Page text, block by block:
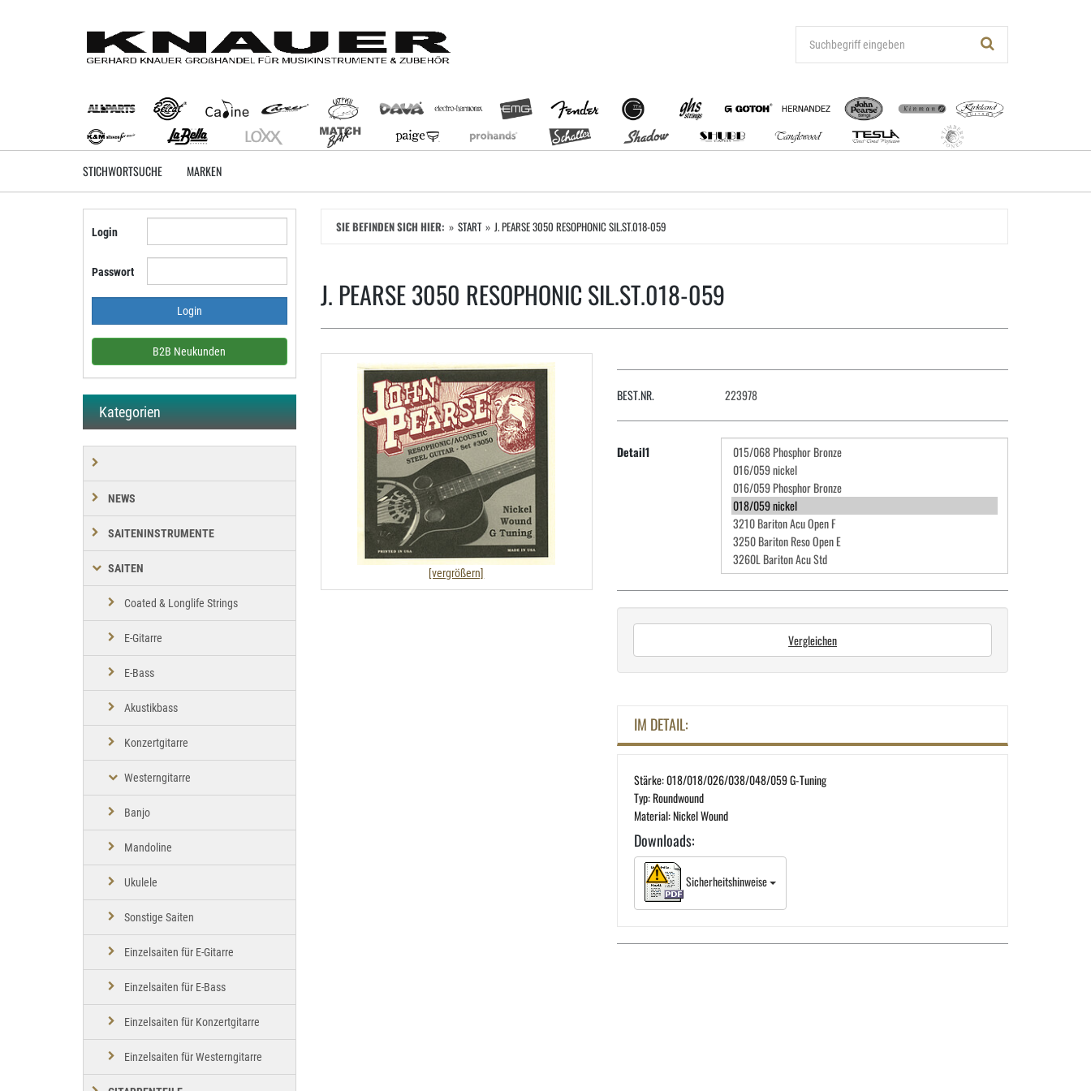
STICHWORTSUCHE MARKEN
SIE BEFINDEN SICH HIER: START J. PEARSE 3050 RESOPHONIC SIL.ST.018-059
J. PEARSE 3050 RESOPHONIC SIL.ST.018-059
[vergrößern]
BEST.NR. 223978
Detail1
Vergleichen
IM DETAIL:
Stärke: 018/018/026/038/048/059 G-Tuning
Typ: Roundwound
Material: Nickel Wound
Downloads:
Sicherheitshinweise
Login
Passwort
B2B Neukunden
Kategorien
NEWS
SAITENINSTRUMENTE
SAITEN
Coated & Longlife Strings
E-Gitarre
E-Bass
Akustikbass
Konzertgitarre
Westerngitarre
Banjo
Mandoline
Ukulele
Sonstige Saiten
Einzelsaiten für E-Gitarre
Einzelsaiten für E-Bass
Einzelsaiten für Konzertgitarre
Einzelsaiten für Westerngitarre